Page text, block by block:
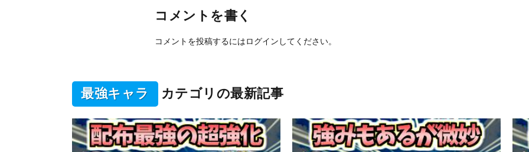
コメントを書く
コメントを投稿するには ログイン してください。
最強キャラ カテゴリの最新記事